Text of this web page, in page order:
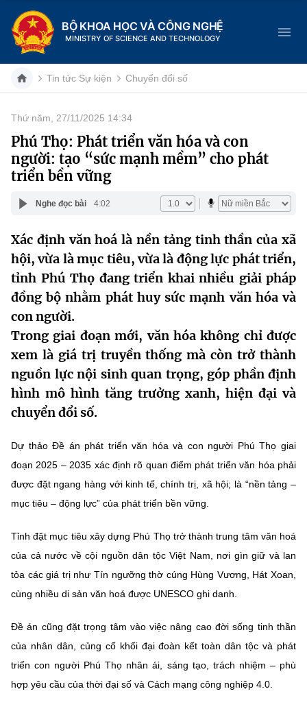
BỘ KHOA HỌC VÀ CÔNG NGHỆ
MINISTRY OF SCIENCE AND TECHNOLOGY
Danh mục
Trang chủ
Cơ cấu tổ chức
Lịch sử phát triển
Sở Khoa học và Công nghệ
Khoa học và Công nghệ
Đổi mới sáng tạo
Chuyển đổi số
Bưu chính, Viễn thông
Sở hữu trí tuệ
Năng lượng nguyên tử
Dịch vụ công
Hệ thống văn bản
Văn bản QPPL
Văn bản chỉ đạo điều hành
Lấy ý kiến người dân về dự thảo VBQPPL
MST IOFFICE
THỐNG KÊ
Khoa học và Công nghệ
Đổi mới sáng tạo
Chuyển đổi số
Bưu chính, Viễn thông
Tiêu chuẩn, đo lường, chất lượng
Năng lượng nguyên tử
Multimedia
THƯ ĐIỆN TỬ
Khác
Videos
Infographic
Ảnh
Voice
Nhiệm vụ trọng tâm
Chọn ngôn ngữ
Vietnamese English
Tin tức Sự kiện Chuyển đổi số
Thứ năm, 27/11/2025 14:34
Phú Thọ: Phát triển văn hóa và con
người: tạo “sức mạnh mềm” cho phát
triển bền vững
Nghe đọc bài 4:02
Xác định văn hoá là nền tảng tinh thần của xã
hội, vừa là mục tiêu, vừa là động lực phát triển,
tỉnh Phú Thọ đang triển khai nhiều giải pháp
đồng bộ nhằm phát huy sức mạnh văn hóa và
con người.
Trong giai đoạn mới, văn hóa không chỉ được
xem là giá trị truyền thống mà còn trở thành
nguồn lực nội sinh quan trọng, góp phần định
hình mô hình tăng trưởng xanh, hiện đại và
chuyển đổi số.
Dự thảo Đề án phát triển văn hóa và con người Phú Thọ giai
đoạn 2025 – 2035 xác định rõ quan điểm phát triển văn hóa phải
được đặt ngang hàng với kinh tế, chính trị, xã hội; là “nền tảng –
mục tiêu – động lực” của phát triển bền vững.
Tỉnh đặt mục tiêu xây dựng Phú Thọ trở thànhtrung tâm văn hoá
của cả nước về cội nguồn dân tộc Việt Nam , nơi gìn giữ và lan
tỏa các giá trị như Tín ngưỡng thờ cúng Hùng Vương Hát Xoan
cùng nhiều di sản văn hoá được UNESCO ghi danh.
Đề án cũng đặt trọng tâm vào việc nâng cao đời sống tinh thần
của nhân dân, củng cố khối đại đoàn kết toàn dân tộc và phát
triển con người Phú Thọ nhân ái, sáng tạo, trách nhiệm – phù
hợp yêu cầu của thời đại số và Cách mạng công nghiệp 4.0.